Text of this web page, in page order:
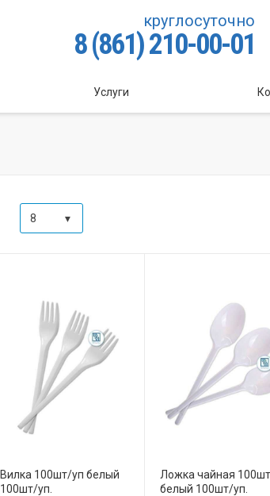
круглосуточно
8 (861) 210-00-01
Услуги
8
Вилка 100шт/уп белый
100шт/уп.
Ложка чайная
белый 100шт/уп.